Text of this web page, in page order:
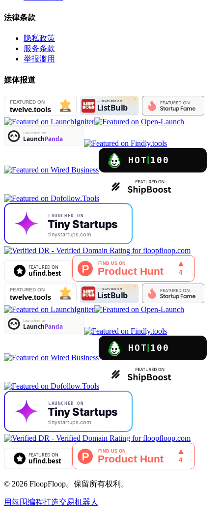
法律条款
隐私政策
服务条款
举报滥用
媒体报道
© 2026 FloopFloop。保留所有权利。
用氛围编程打造交易机器人